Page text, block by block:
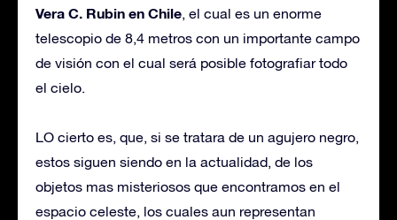
Vera C. Rubin en Chile, el cual es un enorme
telescopio de 8,4 metros con un importante campo
de visión con el cual será posible fotografiar todo
el cielo.
LO cierto es, que, si se tratara de un agujero negro,
estos siguen siendo en la actualidad, de los
objetos mas misteriosos que encontramos en el
espacio celeste, los cuales aun representan